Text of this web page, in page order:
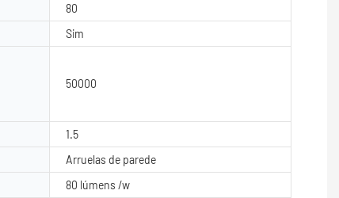
80
Sim
50000
1.5
Arruelas de parede
80 lúmens /w